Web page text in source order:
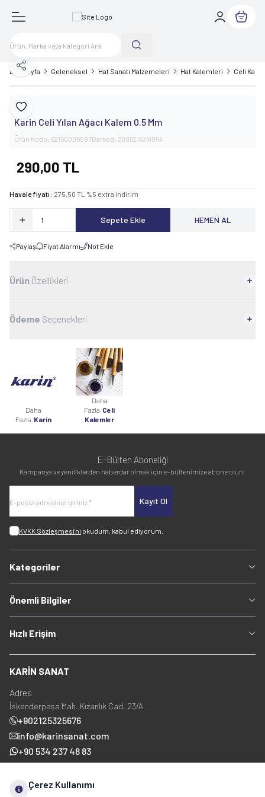
Sepetim
Ana Sayfa Geleneksel Hat Sanatı Malzemeleri Hat Kalemleri Celi
Favoriye Ekle
Paylaş
Karin
Karin Celi Yılan Ağacı Kalem 0.5 Mm
Ürün Kodu: 62150005097Barkod: 2006214241954
290,00 TL
Havale fiyatı : 275,50 TL %5 extra indirim
Sepete Ekle HEMEN AL
Paylaş Fiyat Alarmı Not Ekle
Ürün Özellikleri
Ödeme Seçenekleri
Daha
Fazla Karin
Daha
Fazla Celi
Kalemler
E-Bülten Aboneliği
Kampanya ve yeniliklerden haberdar olmak için e-bültenimize abone olun!
Kayıt Ol
KVKK Sözleşmesi'ni okudum, kabul ediyorum.
Kategoriler
Önemli Bilgiler
Hızlı Erişim
KARİN SANAT
Adres
İskenderpaşa Mah. Kızanlık Cad. 23/A
+902125325676
info@karinsanat.com
+90 534 237 48 83
Çerez Kullanımı